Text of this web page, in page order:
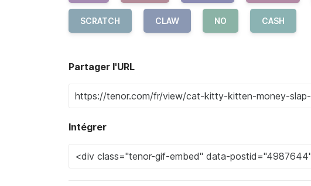
SCRATCH CLAW NO CASH
Partager l'URL
Intégrer